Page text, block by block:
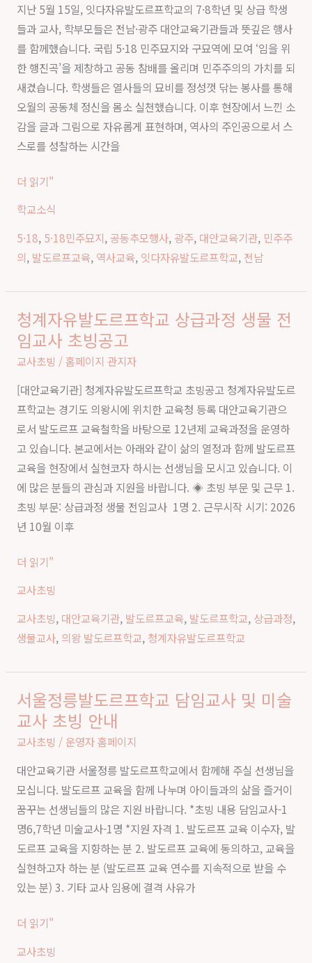
지난 5월 15일, 잇다자유발도르프학교의 7·8학년 및 상급 학생
들과 교사, 학부모들은 전남·광주 대안교육기관들과 뜻깊은 행사
를 함께했습니다. 국립 5·18 민주묘지와 구묘역에 모여 ‘임을 위
한 행진곡’을 제창하고 공동 참배를 올리며 민주주의의 가치를 되
새겼습니다. 학생들은 열사들의 묘비를 정성껏 닦는 봉사를 통해
오월의 공동체 정신을 몸소 실천했습니다. 이후 현장에서 느낀 소
감을 글과 그림으로 자유롭게 표현하며, 역사의 주인공으로서 스
스로를 성찰하는 시간을
발
도
르
프
학
교
5·18
공
추
모
사
기
더 읽기"
학교소식
5·18, 5·18민주묘지,공동추모행사, 광주, 대안교육기관, 민주주
의, 발도르프교육, 역사교육, 잇다자유발도르프학교, 전남
청계자유발도르프학교 상급과정 생물 전
임교사 초빙공고
교사초빙 /홈페이지 관지자
[대안교육기관] 청계자유발도르프학교 초빙공고 청계자유발도르
프학교는 경기도 의왕시에 위치한 교육청 등록 대안교육기관으
로서 발도르프 교육철학을 바탕으로 12년제 교육과정을 운영하
고 있습니다. 본교에서는 아래와 같이 삶의 열정과 함께 발도르프
교육을 현장에서 실현코자 하시는 선생님을 모시고 있습니다. 이
에 많은 분들의 관심과 지원을 바랍니다. ◈ 초빙 부문 및 근무 1.
초빙 부문: 상급과정 생물 전임교사 1명 2. 근무시작 시기: 2026
년 10월 이후
청
계
자
발
도
르
프
학
교
상
급
정
생
전
교
초
빙
공
고
더 읽기"
교사초빙
교사초빙, 대안교육기관, 발도르프교육, 발도르프학교, 상급과정,
생물교사, 의왕 발도르프학교, 청계자유발도르프학교
서울정릉발도르프학교 담임교사 및 미술
교사 초빙 안내
교사초빙 / 운영자 홈페이지
대안교육기관 서울정릉 발도르프학교에서 함께해 주실 선생님을
모십니다. 발도르프 교육을 함께 나누며 아이들과의 삶을 즐거이
꿈꾸는 선생님들의 많은 지원 바랍니다. *초빙 내용 담임교사-1
명6,7학년 미술교사-1명 *지원 자격 1. 발도르프 교육 이수자, 발
도르프 교육을 지향하는 분 2. 발도르프 교육에 동의하고, 교육을
실현하고자 하는 분 (발도르프 교육 연수를 지속적으로 받을 수
있는 분) 3. 기타 교사 임용에 결격 사유가
서
울
정
발
도
르
프
학
교
담
교
사
더 읽기"
교사초빙